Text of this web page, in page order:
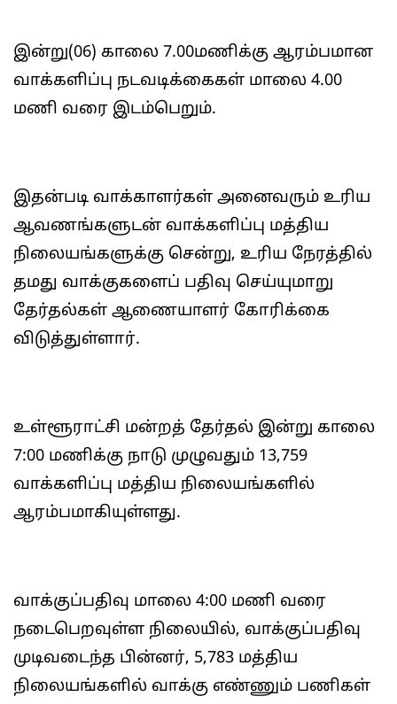
இன்று(06) காலை 7.00மணிக்கு ஆரம்பமான
வாக்களிப்பு நடவடிக்கைகள் மாலை 4.00
மணி வரை இடம்பெறும்.
இதன்படி வாக்காளர்கள் அனைவரும் உரிய
ஆவணங்களுடன் வாக்களிப்பு மத்திய
நிலையங்களுக்கு சென்று, உரிய நேரத்தில்
தமது வாக்குகளைப் பதிவு செய்யுமாறு
தேர்தல்கள் ஆணையாளர் கோரிக்கை
விடுத்துள்ளார்.
உள்ளூராட்சி மன்றத் தேர்தல் இன்று காலை
7:00 மணிக்கு நாடு முழுவதும் 13,759
வாக்களிப்பு மத்திய நிலையங்களில்
ஆரம்பமாகியுள்ளது.
வாக்குப்பதிவு மாலை 4:00 மணி வரை
நடைபெறவுள்ள நிலையில், வாக்குப்பதிவு
முடிவடைந்த பின்னர், 5,783 மத்திய
நிலையங்களில் வாக்கு எண்ணும் பணிகள்